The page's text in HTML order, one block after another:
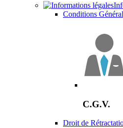
Conditions
C.G.V.
Droit de